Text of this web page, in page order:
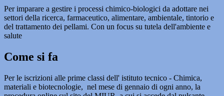
Per imparare a gestire i processi chimico-biologici da adottare nei
settori della ricerca, farmaceutico, alimentare, ambientale, tintorio e
del trattamento dei pellami. Con un focus su tutela dell'ambiente e
salute
Come si fa
Per le iscrizioni alle prime classi dell' istituto tecnico - Chimica,
materiali e biotecnologie, nel mese di gennaio di ogni anno, la